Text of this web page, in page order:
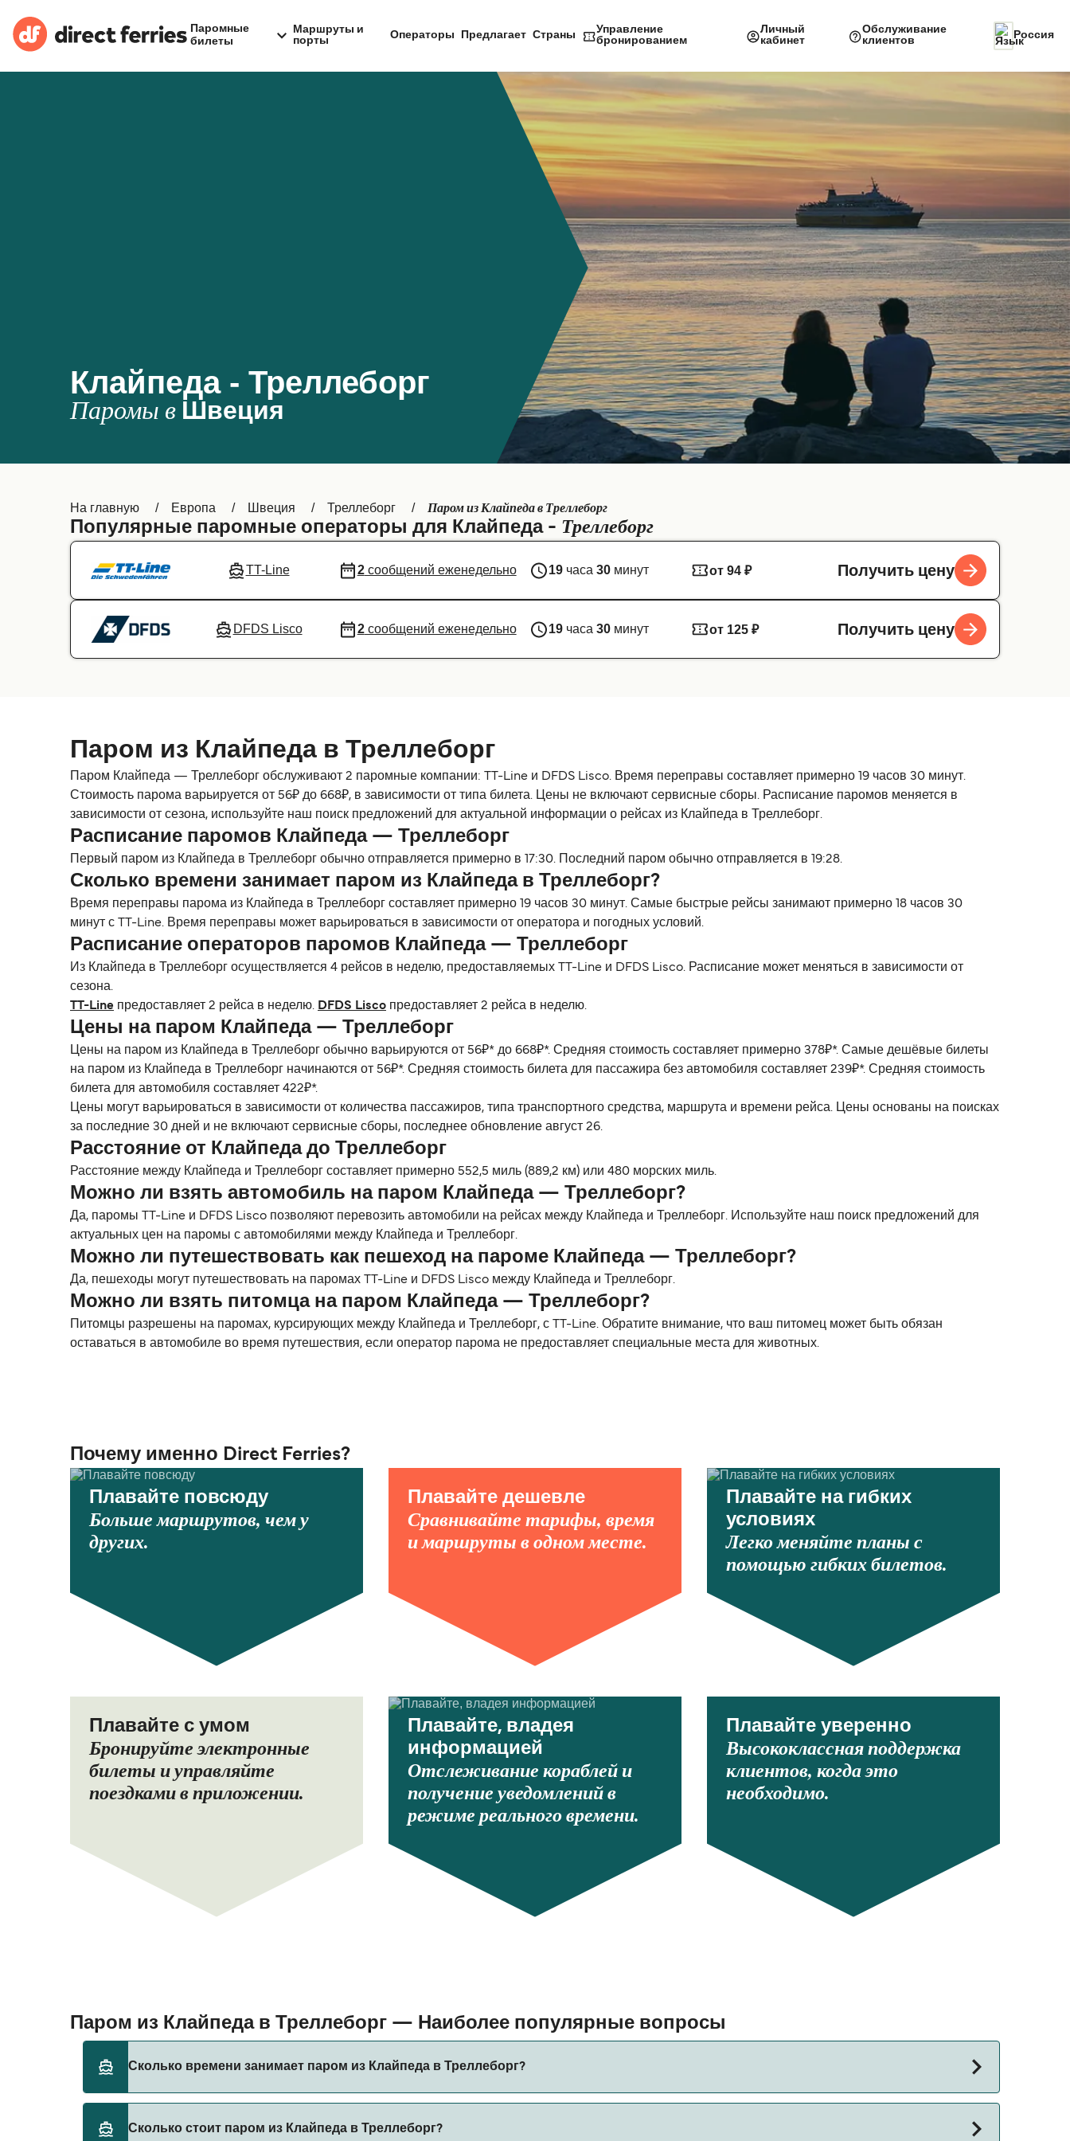
Паромные
билеты
Маршруты и
порты
Операторы Предлагает Страны
Управление
бронированием
Личный
кабинет
Обслуживание
клиентов
Россия
Клайпеда - Треллеборг
Паромы в Швеция
На главную Европа Швеция Треллеборг Паром из Клайпеда в Треллеборг
Популярные паромные операторы для Клайпеда - Треллеборг
TT-Line 2сообщений еженедельно 19часа 30минут от 94 ₽ Получить цену
DFDS Lisco 2сообщений еженедельно 19часа 30минут от 125 ₽ Получить цену
Паром из Клайпеда в Треллеборг
Паром Клайпеда — Треллеборг обслуживают 2 паромные компании: TT-Line и DFDS Lisco. Время переправы составляет примерно 19 часов 30 минут.
Стоимость парома варьируется от 56₽ до 668₽, в зависимости от типа билета. Цены не включают сервисные сборы. Расписание паромов меняется в
зависимости от сезона, используйте наш поиск предложений для актуальной информации о рейсах из Клайпеда в Треллеборг.
Расписание паромов Клайпеда — Треллеборг
Первый паром из Клайпеда в Треллеборг обычно отправляется примерно в 17:30. Последний паром обычно отправляется в 19:28.
Сколько времени занимает паром из Клайпеда в Треллеборг?
Время переправы парома из Клайпеда в Треллеборг составляет примерно 19 часов 30 минут. Самые быстрые рейсы занимают примерно 18 часов 30
минут с TT-Line. Время переправы может варьироваться в зависимости от оператора и погодных условий.
Расписание операторов паромов Клайпеда — Треллеборг
Из Клайпеда в Треллеборг осуществляется 4 рейсов в неделю, предоставляемых TT-Line и DFDS Lisco. Расписание может меняться в зависимости от
сезона.
TT-Line предоставляет 2 рейса в неделю. DFDS Lisco предоставляет 2 рейса в неделю.
Цены на паром Клайпеда — Треллеборг
Цены на паром из Клайпеда в Треллеборг обычно варьируются от 56₽* до 668₽*. Средняя стоимость составляет примерно 378₽*. Самые дешёвые билеты
на паром из Клайпеда в Треллеборг начинаются от 56₽*. Средняя стоимость билета для пассажира без автомобиля составляет 239₽*. Средняя стоимость
билета для автомобиля составляет 422₽*.
Цены могут варьироваться в зависимости от количества пассажиров, типа транспортного средства, маршрута и времени рейса. Цены основаны на поисках
за последние 30 дней и не включают сервисные сборы, последнее обновление август 26.
Расстояние от Клайпеда до Треллеборг
Расстояние между Клайпеда и Треллеборг составляет примерно 552,5 миль (889,2 км) или 480 морских миль.
Можно ли взять автомобиль на паром Клайпеда — Треллеборг?
Да, паромы TT-Line и DFDS Lisco позволяют перевозить автомобили на рейсах между Клайпеда и Треллеборг. Используйте наш поиск предложений для
актуальных цен на паромы с автомобилями между Клайпеда и Треллеборг.
Можно ли путешествовать как пешеход на пароме Клайпеда — Треллеборг?
Да, пешеходы могут путешествовать на паромах TT-Line и DFDS Lisco между Клайпеда и Треллеборг.
Можно ли взять питомца на паром Клайпеда — Треллеборг?
Питомцы разрешены на паромах, курсирующих между Клайпеда и Треллеборг, с TT-Line. Обратите внимание, что ваш питомец может быть обязан
оставаться в автомобиле во время путешествия, если оператор парома не предоставляет специальные места для животных.
Почему именно Direct Ferries?
Плавайте повсюду
Больше маршрутов, чем у
других.
Плавайте дешевле
Сравнивайте тарифы, время
и маршруты в одном месте.
Плавайте на гибких
условиях
Легко меняйте планы с
помощью гибких билетов.
Плавайте с умом
Бронируйте электронные
билеты и управляйте
поездками в приложении.
Плавайте, владея
информацией
Отслеживание кораблей и
получение уведомлений в
режиме реального времени.
Плавайте уверенно
Высококлассная поддержка
клиентов, когда это
необходимо.
Паром из Клайпеда в Треллеборг — Наиболее популярные вопросы
Сколько времени занимает паром из Клайпеда в Треллеборг?
сезона и оператора, поэтому рекомендуется проверить актуальную информацию через наш Поиск Сделок.
Сколько стоит паром из Клайпеда в Треллеборг?